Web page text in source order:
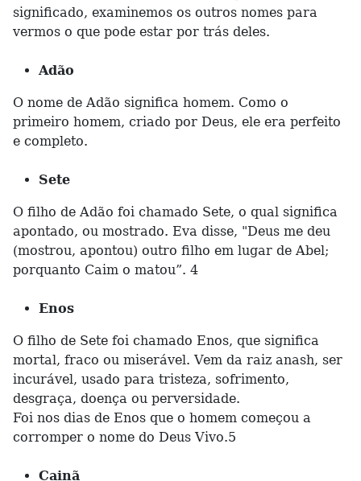
significado, examinemos os outros nomes para
vermos o que pode estar por trás deles.
Adão
O nome de Adão significa homem. Como o
primeiro homem, criado por Deus, ele era perfeito
e completo.
Sete
O filho de Adão foi chamado Sete, o qual significa
apontado, ou mostrado. Eva disse, "Deus me deu
(mostrou, apontou) outro filho em lugar de Abel;
porquanto Caim o matou”. 4
Enos
O filho de Sete foi chamado Enos, que significa
mortal, fraco ou miserável. Vem da raiz anash, ser
incurável, usado para tristeza, sofrimento,
desgraça, doença ou perversidade.
Foi nos dias de Enos que o homem começou a
corromper o nome do Deus Vivo.5
Cainã